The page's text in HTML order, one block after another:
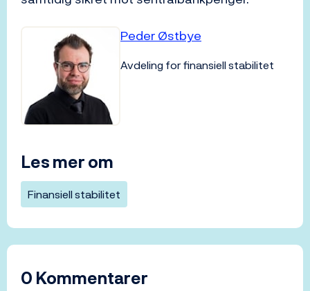
Peder Østbye
Avdeling for finansiell stabilitet
Les mer om
Finansiell stabilitet
0 Kommentarer